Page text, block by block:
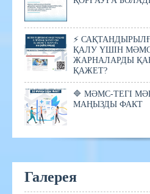
⚡
ҚАЛУ ҮШІН
ЖАРНАЛАРДЫ
ҚАЖЕТ?
🔷 МӘМС-ТЕГІ
МАҢЫЗДЫ ФАКТ
Галерея